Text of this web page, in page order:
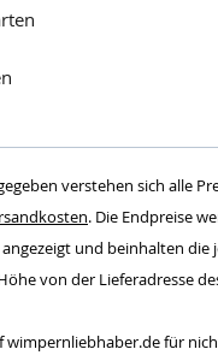
verstehen sich alle
. Die Endpreise
und beinhalten die
von der Lieferadresse
wimpernliebhaber.de für